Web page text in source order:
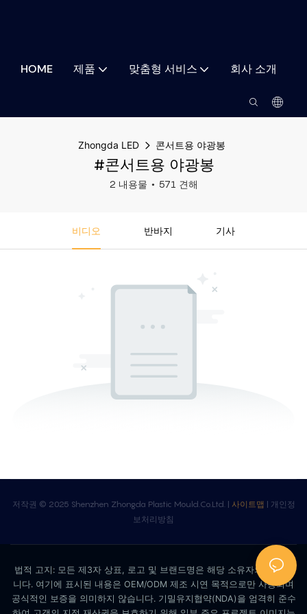
HOME 제품 맞춤형 서비스 회사 소개
Zhongda LED 콘서트용 야광봉
#콘서트용 야광봉
2 내용물 571 견해
비디오 반바지 기사
저작권 © 2025 Shenzhen Zhongda Plastic Mould.Co.Ltd. | 사이트맵 | 개인정
보처리방침
법적 고지: 모든 제3자 상표, 로고 및 브랜드명은 해당 소유자의 자산입
니다. 여기에 표시된 내용은 OEM/ODM 제조 시연 목적으로만 사용되며
공식적인 보증을 의미하지 않습니다. 기밀유지협약(NDA)을 엄격히 준수